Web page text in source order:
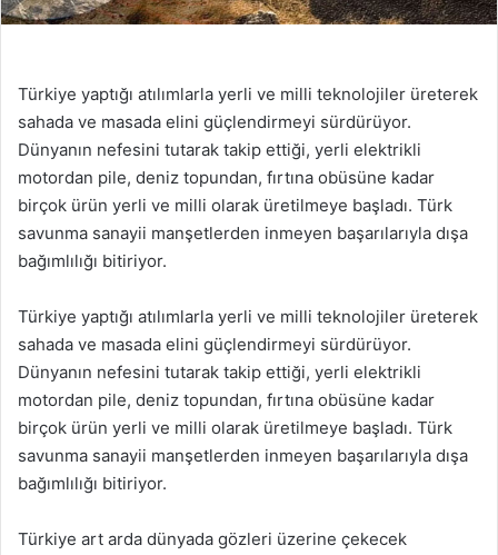
Türkiye yaptığı atılımlarla yerli ve milli teknolojiler üreterek
sahada ve masada elini güçlendirmeyi sürdürüyor.
Dünyanın nefesini tutarak takip ettiği, yerli elektrikli
motordan pile, deniz topundan, fırtına obüsüne kadar
birçok ürün yerli ve milli olarak üretilmeye başladı. Türk
savunma sanayii manşetlerden inmeyen başarılarıyla dışa
bağımlılığı bitiriyor.
Türkiye yaptığı atılımlarla yerli ve milli teknolojiler üreterek
sahada ve masada elini güçlendirmeyi sürdürüyor.
Dünyanın nefesini tutarak takip ettiği, yerli elektrikli
motordan pile, deniz topundan, fırtına obüsüne kadar
birçok ürün yerli ve milli olarak üretilmeye başladı. Türk
savunma sanayii manşetlerden inmeyen başarılarıyla dışa
bağımlılığı bitiriyor.
Türkiye art arda dünyada gözleri üzerine çekecek